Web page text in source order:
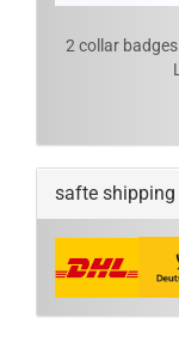
2 collar
safte shipping